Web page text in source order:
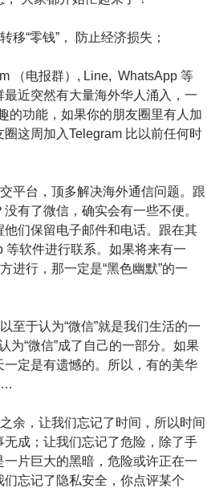
移“零钱”， 防止经济损失；
（电报群）, Line, WhatsApp 等
近突然有大量海外华人涌入，一
的功能，如果你的朋友圈里有人加
这周加入Telegram 比以前任何时
平台，顶多解决海外通信问题。跟
有了微信，确实会有一些不便。
们保留电子邮件和电话。跟在其
软件进行联系。如果将来有一
进行，那一定是“黑色幽默”的一
至于认为“微信”就是我们生活的一
“微信”成了自己的一部分。如果
定是有遗憾的。所以，有的美华
余，让我们忘记了时间，所以时间
成；让我们忘记了危险，除了手
片巨大的黑暗，危险或许正在一
忘记了隐私安全，你点评某个